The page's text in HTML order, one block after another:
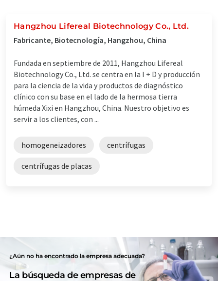
Hangzhou Lifereal Biotechnology Co., Ltd.
Fabricante, Biotecnología, Hangzhou, China
Fundada en septiembre de 2011, Hangzhou Lifereal
Biotechnology Co., Ltd. se centra en la I + D y producción
para la ciencia de la vida y productos de diagnóstico
clínico con su base en el lado de la hermosa tierra
húmeda Xixi en Hangzhou, China. Nuestro objetivo es
servir a los clientes, con ...
homogeneizadores centrífugas
centrífugas de placas
¿Aún no ha encontrado la empresa adecuada?
La búsqueda de empresas de